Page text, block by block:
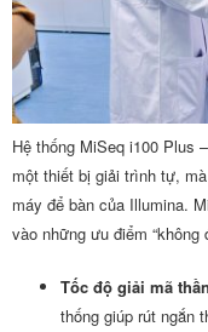
Hệ thống MiSeq i100 Plus
một thiết bị giải trình tự,
máy để bàn của Illumina.
vào những ưu điểm “không
Tốc độ giải mã
thống giúp rút ngắn